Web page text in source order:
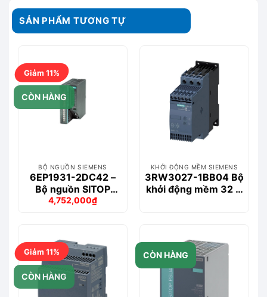
SẢN PHẨM TƯƠNG TỰ
Giảm 11%
CÒN HÀNG
BỘ NGUỒN SIEMENS
6EP1931-2DC42 –
Bộ nguồn SITOP
Module 24 V USC
Giá
4,752,000₫
Giá
KHỞI ĐỘNG MỀM SIEMENS
3RW3027-1BB04 Bộ
khởi động mềm 32 A
Giảm 11%
CÒN HÀNG
CÒN HÀNG